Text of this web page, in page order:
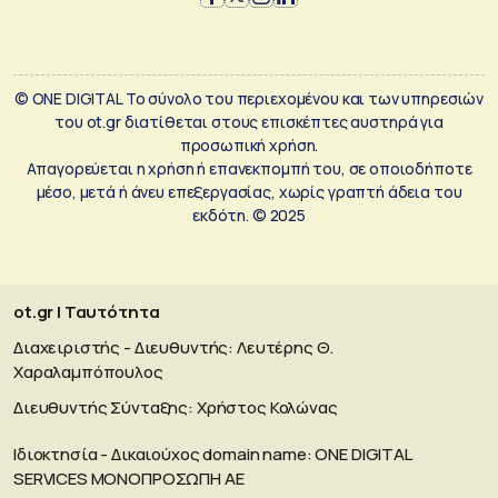
© ONE DIGITAL Το σύνολο του περιεχομένου και των υπηρεσιών
του ot.gr διατίθεται στους επισκέπτες αυστηρά για
προσωπική χρήση.
Απαγορεύεται η χρήση ή επανεκπομπή του, σε οποιοδήποτε
μέσο, μετά ή άνευ επεξεργασίας, χωρίς γραπτή άδεια του
εκδότη. © 2025
ot.gr | Ταυτότητα
Διαχειριστής - Διευθυντής: Λευτέρης Θ.
Χαραλαμπόπουλος
Διευθυντής Σύνταξης: Χρήστος Κολώνας
Ιδιοκτησία - Δικαιούχος domain name: ΟΝΕ DIGITAL
SERVICES MONOΠΡΟΣΩΠΗ ΑΕ